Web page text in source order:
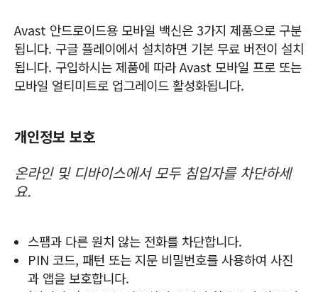
Avast 안드로이드용 모바일 백신은 3가지 제품으로 구분
됩니다. 구글 플레이에서 설치하면 기본 무료 버전이 설치
됩니다. 구입하시는 제품에 따라 Avast 모바일 프로 또는
모바일 얼티미트로 업그레이드 활성화됩니다.
개인정보 보호
온라인 및 디바이스에서 모두 침입자를 차단하세
요.
스팸과 다른 원치 않는 전화를 차단합니다.
PIN 코드, 패턴 또는 지문 비밀번호를 사용하여 사진
과 앱을 보호합니다.